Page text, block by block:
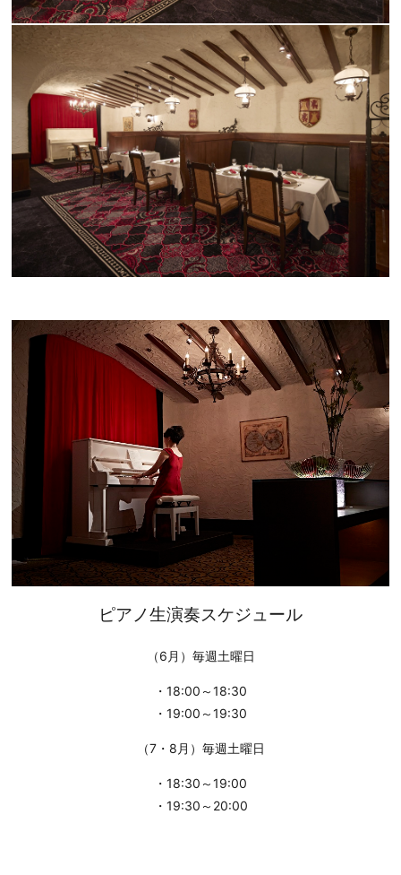
ピアノ生演奏スケジュール
（6月）毎週土曜日
・18:00～18:30
・19:00～19:30
（7・8月）毎週土曜日
・18:30～19:00
・19:30～20:00